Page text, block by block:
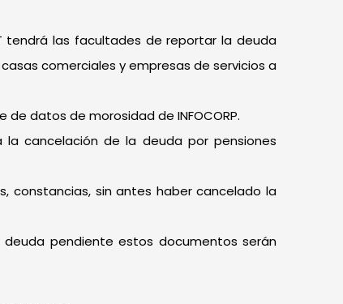
tendrá las facultades de reportar la deuda
casas comerciales y empresas de servicios a
datos de morosidad de INFOCORP.
cancelación de la deuda por pensiones
constancias, sin antes haber cancelado la
pendiente estos documentos serán